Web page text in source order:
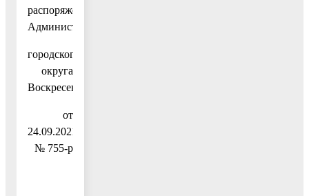
распоряжению
Администрации
городского
округа
Воскресенск
от
24.09.2021
№ 755-р